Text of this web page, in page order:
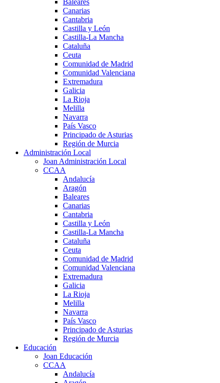
Canarias
Cantabria
Castilla y León
Castilla-La Mancha
Cataluña
Ceuta
Comunidad de Madrid
Comunidad Valenciana
Extremadura
Galicia
La Rioja
Melilla
Navarra
País Vasco
Principado de Asturias
Región de Murcia
Administración Local
Joan Administración Local
CCAA
Andalucía
Aragón
Baleares
Canarias
Cantabria
Castilla y León
Castilla-La Mancha
Cataluña
Ceuta
Comunidad de Madrid
Comunidad Valenciana
Extremadura
Galicia
La Rioja
Melilla
Navarra
País Vasco
Principado de Asturias
Región de Murcia
Educación
Joan Educación
CCAA
Andalucía